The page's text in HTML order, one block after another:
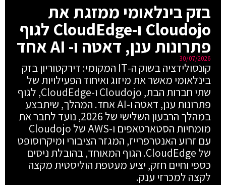
בזק בינלאומי ממזגת את
Cloudojo ו-CloudEdge לגוף
פתרונות ענן, דאטה ו- AI אחד
30/07/2026
קונסולידציה בשוק ה-IT המקומי: דירקטוריון בזק
בינלאומי מאשר את מיזוג ואיחוד הפעילויות של
שתי חברות הבת, Cloudojo ו-CloudEdge, לגוף
פתרונות ענן, דאטה ו-AI אחד. המהלך, שיתבצע
במהלך הרבעון השלישי של 2026, נועד לחבר את
מומחיות הסטארטאפים ו-AWS של Cloudojo
עם זרוע האנטרפרייז, המגזר הציבורי ומיקרוסופט
של CloudEdge. הגוף המאוחד, בהובלת ניסים
כספי וחיים חזק, יציע מעטפת הוליסטית מקצה
לקצה למכרזי ענק.